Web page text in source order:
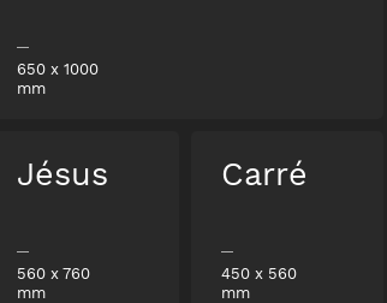
650 x 1000
mm
Jésus
560 x 760
mm
Carré
450 x 560
mm